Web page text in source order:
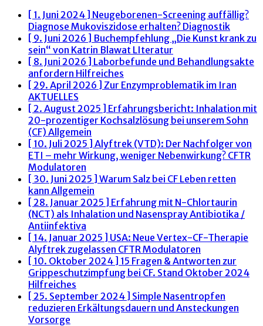
[ 1. Juni 2024 ] Neugeborenen-Screening auffällig?
Diagnose Mukoviszidose erhalten? Diagnostik
[ 9. Juni 2026 ] Buchempfehlung „Die Kunst krank zu
sein“ von Katrin Blawat LIteratur
[ 8. Juni 2026 ] Laborbefunde und Behandlungsakte
anfordern Hilfreiches
[ 29. April 2026 ] Zur Enzymproblematik im Iran
AKTUELLES
[ 2. August 2025 ] Erfahrungsbericht: Inhalation mit
20-prozentiger Kochsalzlösung bei unserem Sohn
(CF) Allgemein
[ 10. Juli 2025 ] Alyftrek (VTD): Der Nachfolger von
ETI – mehr Wirkung, weniger Nebenwirkung? CFTR
Modulatoren
[ 30. Juni 2025 ] Warum Salz bei CF Leben retten
kann Allgemein
[ 28. Januar 2025 ] Erfahrung mit N-Chlortaurin
(NCT) als Inhalation und NasensprayAntibiotika /
Antiinfektiva
[ 14. Januar 2025 ] USA: Neue Vertex-CF-Therapie
Alyftrek zugelassen CFTR Modulatoren
[ 10. Oktober 2024 ] 15 Fragen & Antworten zur
Grippeschutzimpfung bei CF. Stand Oktober 2024
Hilfreiches
[ 25. September 2024 ] Simple Nasentropfen
reduzieren Erkältungsdauern und Ansteckungen
Vorsorge